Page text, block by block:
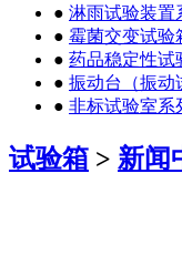
● 淋雨试验装置
● 霉菌交变试验
● 药品稳定性试
● 振动台（振动
● 非标试验室系
试验箱 > 新闻